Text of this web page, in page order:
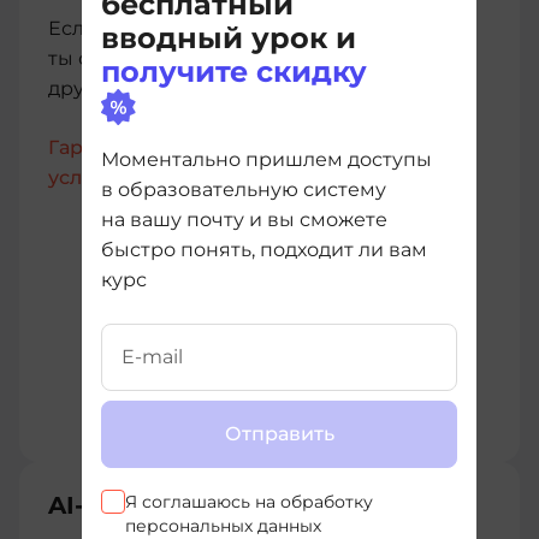
вводный урок и
получите скидку
Моментально пришлем доступы
в образовательную систему
на вашу почту и вы сможете
быстро понять, подходит ли вам
курс
Отправить
Я соглашаюсь на обработку
персональных данных
Если купленный курс тебе не подойдет,
ты сможешь бесплатно перейти на любой
другой без дополнительных расходов
Гарантии имеют юридическую силу,
условия прописаны в Договоре-оферте
AI-помощник